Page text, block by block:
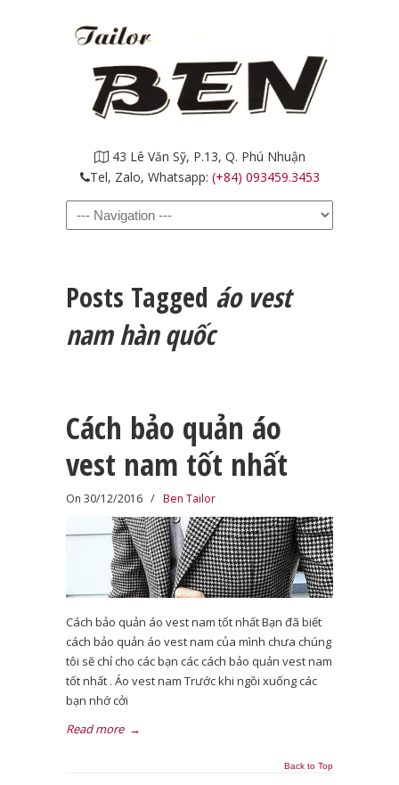
43 Lê Văn Sỹ, P.13, Q. Phú Nhuận
Tel, Zalo, Whatsapp: (+84) 093459.3453
Navigation
Posts Tagged áo vest
nam hàn quốc
Cách bảo quản áo
vest nam tốt nhất
On 30/12/2016 / Ben Tailor
Cách bảo quản áo vest nam tốt nhất Bạn đã biết
cách bảo quản áo vest nam của mình chưa chúng
tôi sẽ chỉ cho các bạn các cách bảo quản vest nam
tốt nhất . Áo vest nam Trước khi ngồi xuống các
bạn nhớ cởi
Read more →
Back to Top